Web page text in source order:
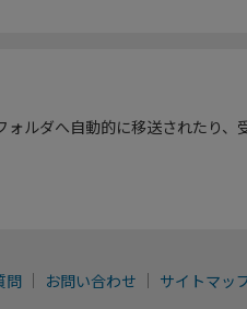
ルダへ自動的に移送されたり、
問 お問い合わせ サイトマッ